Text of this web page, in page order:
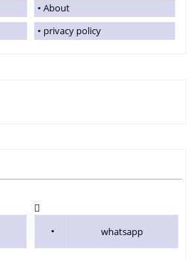
About
privacy policy
whatsapp